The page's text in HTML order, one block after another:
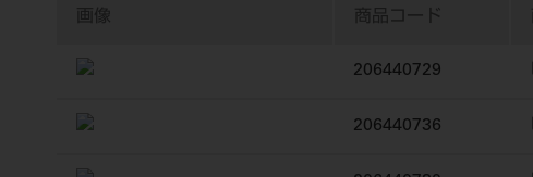
画像 商品コード
206440729
206440736